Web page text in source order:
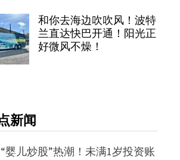
和你去海边吹吹风！波特
兰直达快巴开通！阳光正
好微风不燥！
新闻
婴儿炒股”热潮！未满1岁投资账